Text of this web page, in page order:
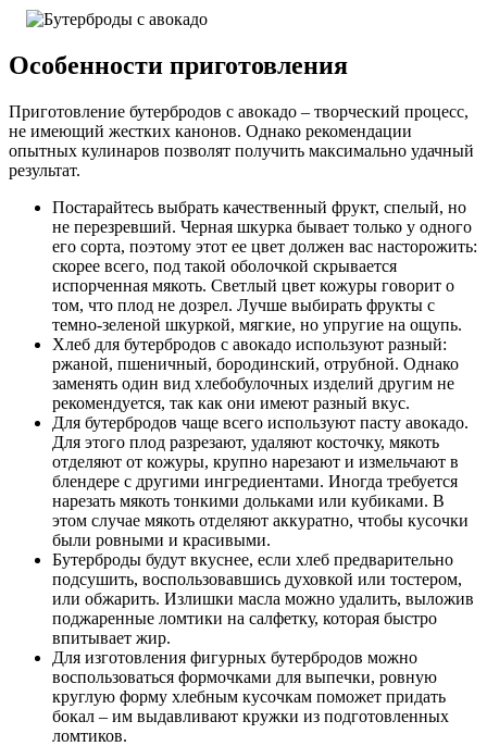
Особенности приготовления
Приготовление бутербродов с авокадо – творческий процесс,
не имеющий жестких канонов. Однако рекомендации
опытных кулинаров позволят получить максимально удачный
результат.
Постарайтесь выбрать качественный фрукт, спелый, но
не перезревший. Черная шкурка бывает только у одного
его сорта, поэтому этот ее цвет должен вас насторожить:
скорее всего, под такой оболочкой скрывается
испорченная мякоть. Светлый цвет кожуры говорит о
том, что плод не дозрел. Лучше выбирать фрукты с
темно-зеленой шкуркой, мягкие, но упругие на ощупь.
Хлеб для бутербродов с авокадо используют разный:
ржаной, пшеничный, бородинский, отрубной. Однако
заменять один вид хлебобулочных изделий другим не
рекомендуется, так как они имеют разный вкус.
Для бутербродов чаще всего используют пасту авокадо.
Для этого плод разрезают, удаляют косточку, мякоть
отделяют от кожуры, крупно нарезают и измельчают в
блендере с другими ингредиентами. Иногда требуется
нарезать мякоть тонкими дольками или кубиками. В
этом случае мякоть отделяют аккуратно, чтобы кусочки
были ровными и красивыми.
Бутерброды будут вкуснее, если хлеб предварительно
подсушить, воспользовавшись духовкой или тостером,
или обжарить. Излишки масла можно удалить, выложив
поджаренные ломтики на салфетку, которая быстро
впитывает жир.
Для изготовления фигурных бутербродов можно
воспользоваться формочками для выпечки, ровную
круглую форму хлебным кусочкам поможет придать
бокал – им выдавливают кружки из подготовленных
ломтиков.